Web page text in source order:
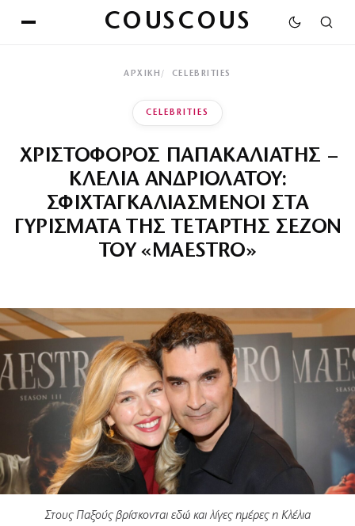
COUSCOUS
ΑΡΧΙΚΉ CELEBRITIES
CELEBRITIES
ΧΡΙΣΤΟΦΟΡΟΣ ΠΑΠΑΚΑΛΙΑΤΗΣ –
ΚΛΕΛΙΑ ΑΝΔΡΙΟΛΑΤΟΥ:
ΣΦΙΧΤΑΓΚΑΛΙΑΣΜΕΝΟΙ ΣΤΑ
ΓΥΡΙΣΜΑΤΑ ΤΗΣ ΤΕΤΑΡΤΗΣ ΣΕΖΟΝ
ΤΟΥ «MAESTRO»
Στους Παξούς βρίσκονται εδώ και λίγες ημέρες η Κλέλια